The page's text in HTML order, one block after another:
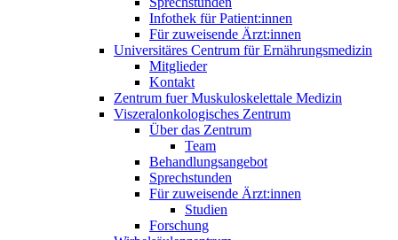
Infothek für Patient:innen
Für zuweisende Ärzt:innen
Universitäres Centrum für Ernährungsmedizin
Mitglieder
Kontakt
Zentrum fuer Muskuloskelettale Medizin
Viszeral­onkologisches Zentrum
Über das Zentrum
Team
Behandlungsangebot
Sprechstunden
Für zuweisende Ärzt:innen
Studien
Forschung